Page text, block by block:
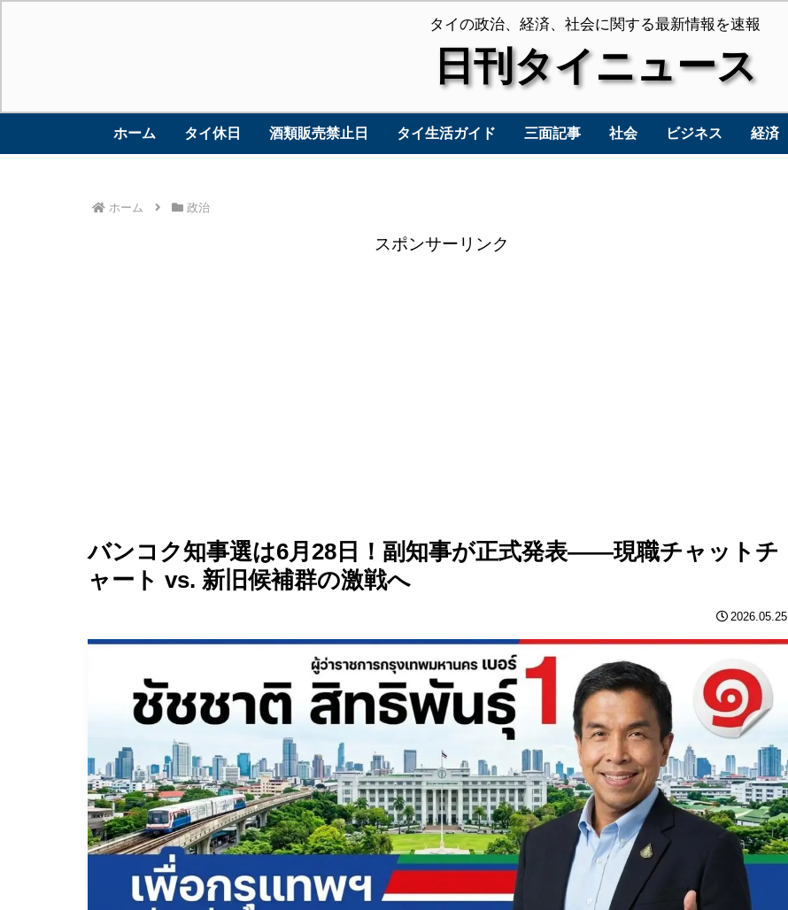
タイの政治、経済、社会に関する最新情報を速報
日刊タイニュース
ホーム タイ休日 酒類販売禁止日 タイ生活ガイド 三面記事 社会 ビジネス 経済
ホーム 政治
スポンサーリンク
バンコク知事選は6月28日！副知事が正式発表——現職チャットチ
ャート vs. 新旧候補群の激戦へ
2026.05.25